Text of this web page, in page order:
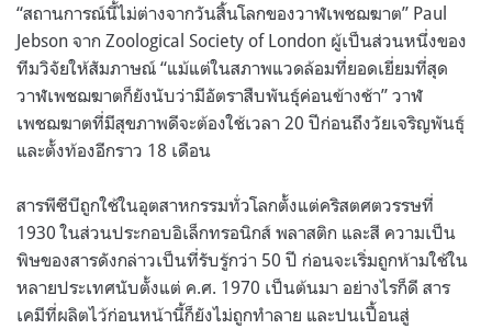
“สถานการณ์นี้ไม่ต่างจากวันสิ้นโลกของวาฬเพชฌฆาต” Paul
Jebson จาก Zoological Society of London ผู้เป็นส่วนหนึ่งของ
ทีมวิจัยให้สัมภาษณ์ “แม้แต่ในสภาพแวดล้อมที่ยอดเยี่ยมที่สุด
วาฬเพชฌฆาตก็ยังนับว่ามีอัตราสืบพันธุ์ค่อนข้างช้า” วาฬ
เพชฌฆาตที่มีสุขภาพดีจะต้องใช้เวลา 20 ปีก่อนถึงวัยเจริญพันธุ์
และตั้งท้องอีกราว 18 เดือน
สารพีซีบีถูกใช้ในอุตสาหกรรมทั่วโลกตั้งแต่คริสตศตวรรษที่
1930ในส่วนประกอบอิเล็กทรอนิกส์ พลาสติก และสี ความเป็น
พิษของสารดังกล่าวเป็นที่รับรู้กว่า 50 ปี ก่อนจะเริ่มถูกห้ามใช้ใน
หลายประเทศนับตั้งแต่ ค.ศ. 1970 เป็นต้นมา อย่างไรก็ดี สาร
เคมีที่ผลิตไว้ก่อนหน้านี้ก็ยังไม่ถูกทำลาย และปนเปื้อนสู่